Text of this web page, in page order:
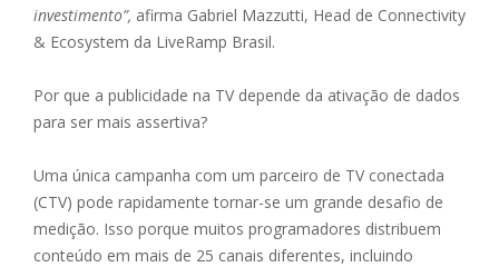
investimento”, afirma Gabriel Mazzutti, Head de Connectivity
& Ecosystem da LiveRamp Brasil.
Por que a publicidade na TV depende da ativação de dados
para ser mais assertiva?
Uma única campanha com um parceiro de TV conectada
(CTV) pode rapidamente tornar-se um grande desafio de
medição. Isso porque muitos programadores distribuem
conteúdo em mais de 25 canais diferentes, incluindo